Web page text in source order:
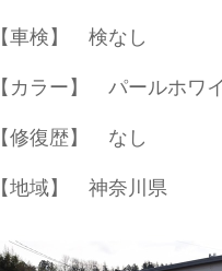
【車検】 検なし
【カラー】 パールホワ
【修復歴】 なし
【地域】 神奈川県